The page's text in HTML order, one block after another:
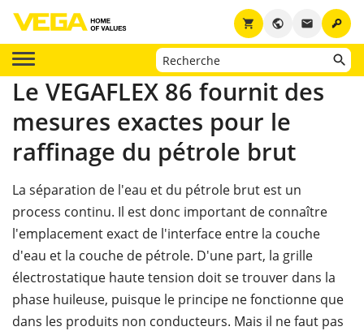
key
email
public
shopping_cart
Le VEGAFLEX 86 fournit des
mesures exactes pour le
raffinage du pétrole brut
La séparation de l'eau et du pétrole brut est un
process continu. Il est donc important de connaître
l'emplacement exact de l'interface entre la couche
d'eau et la couche de pétrole. D'une part, la grille
électrostatique haute tension doit se trouver dans la
phase huileuse, puisque le principe ne fonctionne que
dans les produits non conducteurs. Mais il ne faut pas